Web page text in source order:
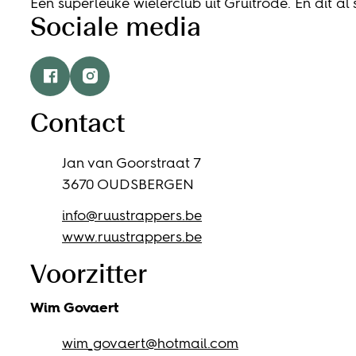
Sociale media
FacebookInstagram
Contact
AdresJan van Goorstraat 7
,3670 OUDSBERGEN
E-mailinfo@ruustrappers.be
Websitewww.ruustrappers.be
Voorzitter
WimGovaert
E-mailwim_govaert@hotmail.com